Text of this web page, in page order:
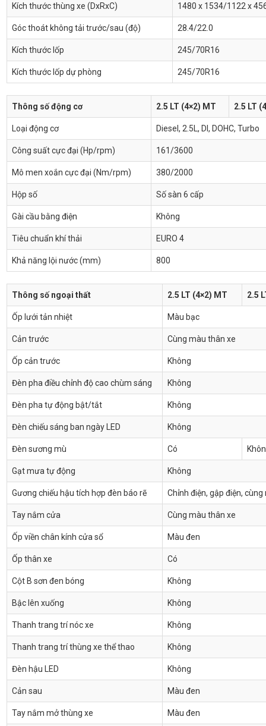
Kích thước thùng xe (DxRxC) 1480 x 1534/1122 x
Góc thoát không tải trước/sau (độ) 28.4/22.0
Kích thước lốp 245/70R16
Kích thước lốp dự phòng 245/70R16
Thông số động cơ 2.5 LT (4×2) MT 2.5 LT
Loại động cơ Diesel, 2.5L, DI, DOHC, Turbo
Công suất cực đại (Hp/rpm) 161/3600
Mô men xoắn cực đại (Nm/rpm) 380/2000
Hộp số Số sàn 6 cấp
Gài cầu bằng điện Không
Tiêu chuẩn khí thải EURO 4
Khả năng lội nước (mm) 800
Thông số ngoại thất 2.5 LT (4×2) MT 2.5
Ốp lưới tản nhiệt Màu bạc
Cản trước Cùng màu thân xe
Ốp cản trước Không
Đèn pha điều chỉnh độ cao chùm sáng Không
Đèn pha tự động bật/tắt Không
Đèn chiếu sáng ban ngày LED Không
Đèn sương mù Có
Gạt mưa tự động Không
Gương chiếu hậu tích hợp đèn báo rẽ Chỉnh điện, gập điện,
Tay nắm cửa Cùng màu thân xe
Ốp viền chân kính cửa sổ Màu đen
Ốp thân xe Có
Cột B sơn đen bóng Không
Bậc lên xuống Không
Thanh trang trí nóc xe Không
Thanh trang trí thùng xe thể thao Không
Đèn hậu LED Không
Cản sau Màu đen
Tay nắm mở thùng xe Màu đen